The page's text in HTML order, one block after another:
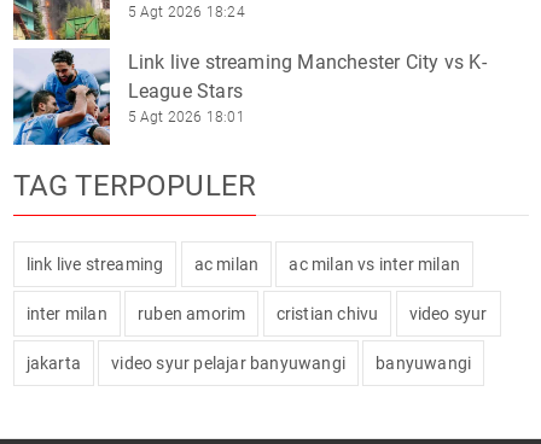
5 Agt 2026 18:24
Link live streaming Manchester City vs K-
League Stars
5 Agt 2026 18:01
TAG TERPOPULER
link live streaming ac milan ac milan vs inter milan
inter milan ruben amorim cristian chivu video syur
jakarta video syur pelajar banyuwangi banyuwangi